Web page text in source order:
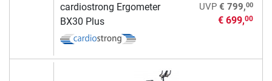
cardiostrong Ergometer
BX30 Plus
UVP € 799,00
€ 699,00